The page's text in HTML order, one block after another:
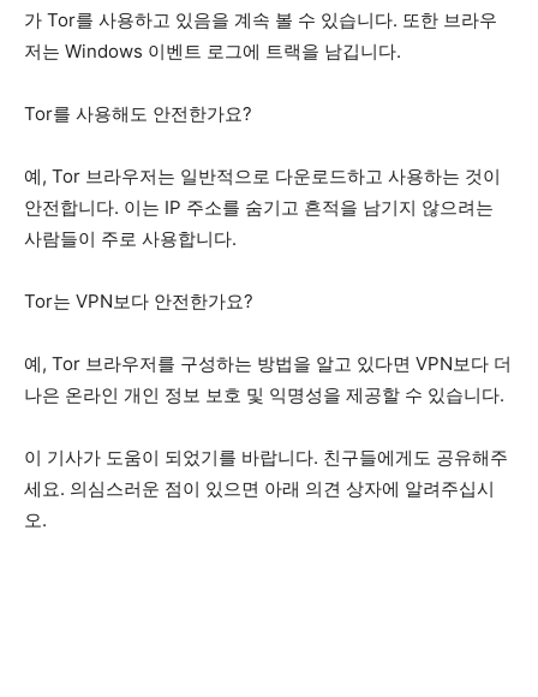
가 Tor를 사용하고 있음을 계속 볼 수 있습니다. 또한 브라우
저는 Windows 이벤트 로그에 트랙을 남깁니다.
Tor를 사용해도 안전한가요?
예, Tor 브라우저는 일반적으로 다운로드하고 사용하는 것이
안전합니다. 이는 IP 주소를 숨기고 흔적을 남기지 않으려는
사람들이 주로 사용합니다.
Tor는 VPN보다 안전한가요?
예, Tor 브라우저를 구성하는 방법을 알고 있다면 VPN보다 더
나은 온라인 개인 정보 보호 및 익명성을 제공할 수 있습니다.
이 기사가 도움이 되었기를 바랍니다. 친구들에게도 공유해주
세요. 의심스러운 점이 있으면 아래 의견 상자에 알려주십시
오.